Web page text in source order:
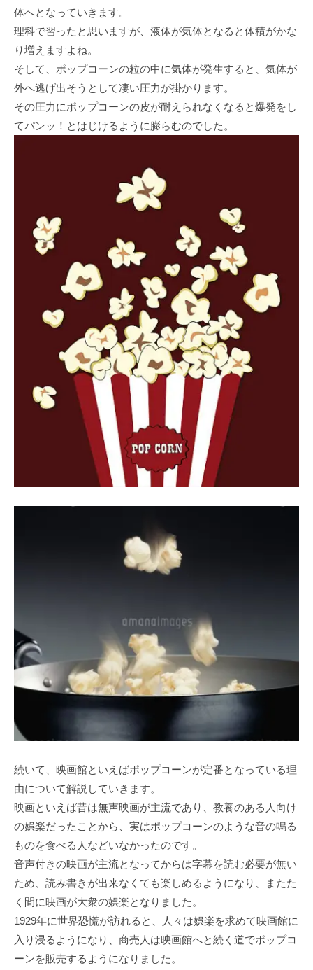
体へとなっていきます。
理科で習ったと思いますが、液体が気体となると体積がかな
り増えますよね。
そして、ポップコーンの粒の中に気体が発生すると、気体が
外へ逃げ出そうとして凄い圧力が掛かります。
その圧力にポップコーンの皮が耐えられなくなると爆発をし
てパンッ！とはじけるように膨らむのでした。
続いて、映画館といえばポップコーンが定番となっている理
由について解説していきます。
映画といえば昔は無声映画が主流であり、教養のある人向け
の娯楽だったことから、実はポップコーンのような音の鳴る
ものを食べる人などいなかったのです。
音声付きの映画が主流となってからは字幕を読む必要が無い
ため、読み書きが出来なくても楽しめるようになり、またた
く間に映画が大衆の娯楽となりました。
1929年に世界恐慌が訪れると、人々は娯楽を求めて映画館に
入り浸るようになり、商売人は映画館へと続く道でポップコ
ーンを販売するようになりました。